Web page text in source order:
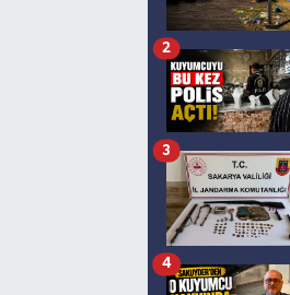
2
3
4